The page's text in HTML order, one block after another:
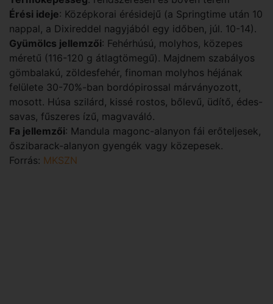
Érési ideje: Középkorai érésidejű (a Springtime után 10
nappal, a Dixireddel nagyjából egy időben, júl. 10-14).
Gyümölcs jellemzői: Fehérhúsú, molyhos, közepes
méretű (116-120 g átlagtömegű). Majdnem szabályos
gömbalakú, zöldesfehér, finoman molyhos héjának
felülete 30-70%-ban bordópirossal márványozott,
mosott. Húsa szilárd, kissé rostos, bőlevű, üdítő, édes-
savas, fűszeres ízű, magvaváló.
Fa jellemzői: Mandula magonc-alanyon fái erőteljesek,
őszibarack-alanyon gyengék vagy közepesek.
Forrás: MKSZN